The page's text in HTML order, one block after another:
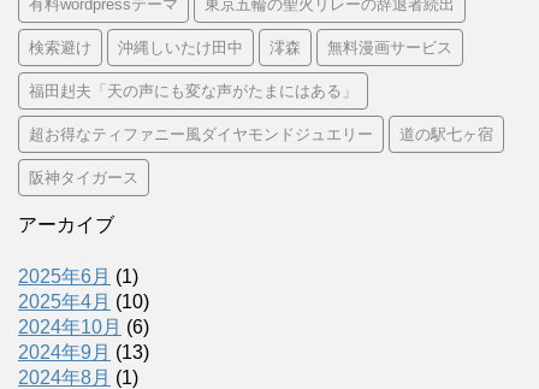
有料wordpressテーマ 東京五輪の聖火リレーの辞退者続出
検索避け 沖縄しいたけ田中 澪森 無料漫画サービス
福田赳夫「天の声にも変な声がたまにはある」
超お得なティファニー風ダイヤモンドジュエリー 道の駅七ヶ宿
阪神タイガース
アーカイブ
2025年6月 (1)
2025年4月 (10)
2024年10月 (6)
2024年9月 (13)
2024年8月 (1)